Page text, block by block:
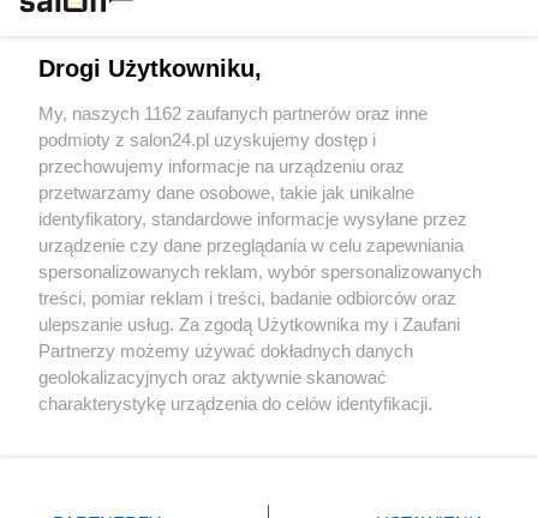
Sport
Społeczeństwo
Kultura
X Facebook Instagram Youtube
Drogi Użytkowniku,
My, naszych 1162 zaufanych partnerów oraz inne
podmioty z salon24.pl uzyskujemy dostęp i
przechowujemy informacje na urządzeniu oraz
przetwarzamy dane osobowe, takie jak unikalne
identyfikatory, standardowe informacje wysyłane przez
urządzenie czy dane przeglądania w celu zapewniania
spersonalizowanych reklam, wybór spersonalizowanych
treści, pomiar reklam i treści, badanie odbiorców oraz
ulepszanie usług. Za zgodą Użytkownika my i Zaufani
Partnerzy możemy używać dokładnych danych
geolokalizacyjnych oraz aktywnie skanować
charakterystykę urządzenia do celów identyfikacji.
zmienić/wycofać klikając przycisk ustawień prywatności